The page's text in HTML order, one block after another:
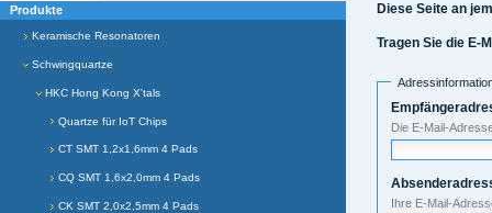
Produkte
Keramische Resonatoren
Schwingquartze
HKC Hong Kong X'tals
Quartze für IoT Chips
CT SMT 1,2x1,6mm 4 Pads
CQ SMT 1,6x2,0mm 4 Pads
CK SMT 2,0x2,5mm 4 Pads
Diese Seite an
Tragen Sie die E-
Die E-Mail-
Ihre E-Mail-